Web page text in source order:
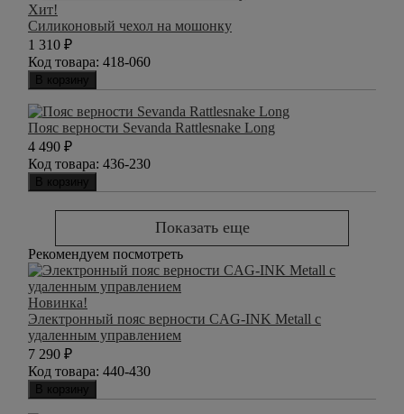
Хит!
Силиконовый чехол на мошонку
1 310 ₽
Код товара: 418-060
В корзину
Пояс верности Sevanda Rattlesnake Long
4 490 ₽
Код товара: 436-230
В корзину
Показать еще
Рекомендуем посмотреть
Новинка!
Электронный пояс верности CAG-INK Metall с
удаленным управлением
7 290 ₽
Код товара: 440-430
В корзину